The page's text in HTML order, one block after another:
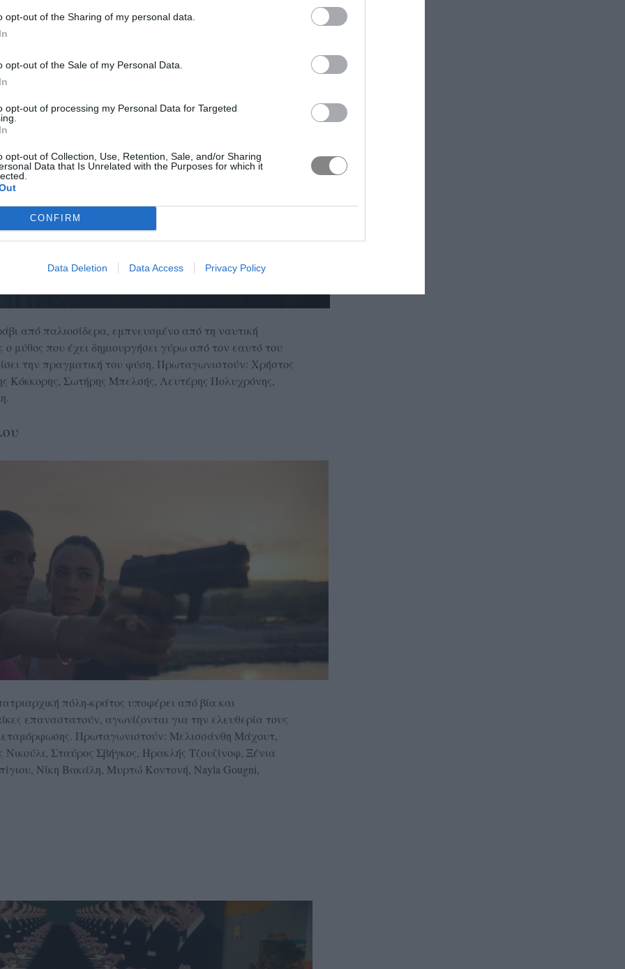
opt-out of the Sharing of my personal data.
opt-out of the Sale of my Personal Data.
opt-out of processing my Personal Data for Targeted
opt-out of Collection, Use, Retention, Sale, and/or Sharing
Data that Is Unrelated with the Purposes for which it
CONFIRM
Data Deletion Data Access Privacy Policy
την προκαλεί να κάνουν μια πεζοπορία στη
Χαρά Κυριαζή, Πάμελα Οικονομάκη.
από παλιοσίδερα, εμπνευσμένο από τη ναυτική
μύθος που έχει δημιουργήσει γύρω από τον εαυτό του
την πραγματική του φύση. Πρωταγωνιστούν: Χρήστος
Κόκκορης, Σωτήρης Μπελσής, Λευτέρης Πολυχρόνης,
πόλη-κράτος υποφέρει από βία και
επαναστατούν, αγωνίζονται για την ελευθερία τους
Πρωταγωνιστούν: Μελισσάνθη Μάχουτ,
Σταύρος Σβήγκος, Ηρακλής Τζουζίνοφ, Ξένια
Νίκη Βακάλη, Μυρτώ Κοντονή, Nayla Gougni,